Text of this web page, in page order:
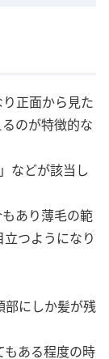
正面から見た
のが特徴的な
などが該当し
あり薄毛の範
つようになり
部にしか髪が残
ある程度の時